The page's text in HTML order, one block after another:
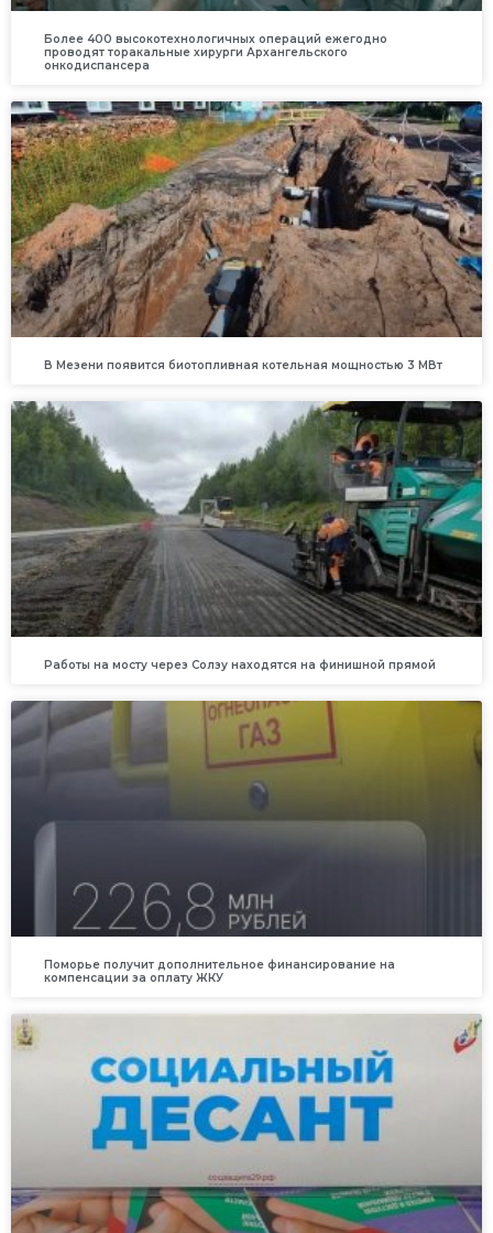
Более 400 высокотехнологичных операций ежегодно
проводят торакальные хирурги Архангельского
онкодиспансера
В Мезени появится биотопливная котельная мощностью 3 МВт
Работы на мосту через Солзу находятся на финишной прямой
Поморье получит дополнительное финансирование на
компенсации за оплату ЖКУ